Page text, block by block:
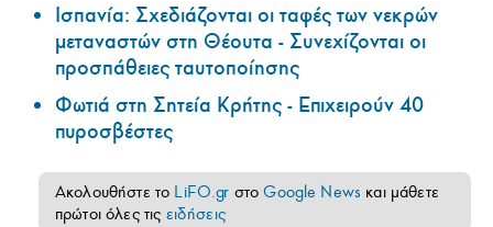
Ισπανία: Σχεδιάζονται οι ταφές των νεκρών
μεταναστών στη Θέουτα - Συνεχίζονται οι
προσπάθειες ταυτοποίησης
Φωτιά στη Σητεία Κρήτης - Επιχειρούν 40
πυροσβέστες
Ακολουθήστε το LiFO.gr στοGoogle News και μάθετε
πρώτοι όλες τις ειδήσεις